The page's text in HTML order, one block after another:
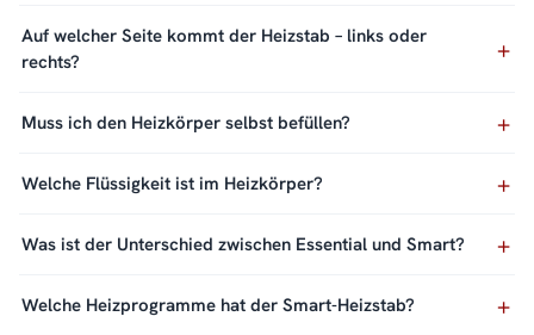
Auf welcher Seite kommt der Heizstab – links oder
rechts?
Muss ich den Heizkörper selbst befüllen?
Welche Flüssigkeit ist im Heizkörper?
Was ist der Unterschied zwischen Essential und Smart?
Welche Heizprogramme hat der Smart-Heizstab?